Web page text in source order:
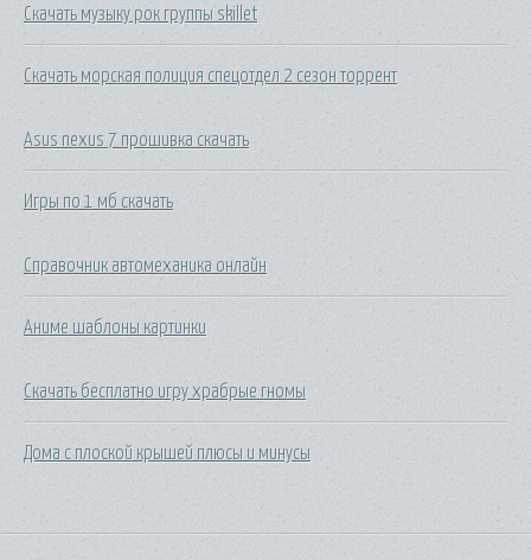
Скачать музыку рок группы skillet
Скачать морская полиция спецотдел 2 сезон торрент
Asus nexus 7 прошивка скачать
Игры по 1 мб скачать
Справочник автомеханика онлайн
Аниме шаблоны картинки
Скачать бесплатно игру храбрые гномы
Дома с плоской крышей плюсы и минусы